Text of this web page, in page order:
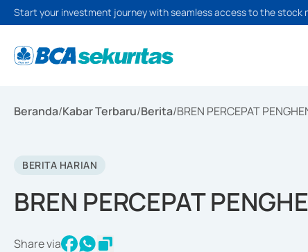
Start your investment journey with seamless access to the stock
Beranda/Kabar Terbaru/Berita/BREN PERCEPAT
BERITA HARIAN
BREN PERCEPAT
Share via